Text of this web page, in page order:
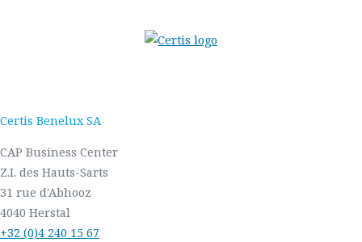
Certis Benelux SA
CAP Business Center
Z.I. des Hauts-Sarts
31 rue d'Abhooz
4040 Herstal
+32 (0)4 240 15 67